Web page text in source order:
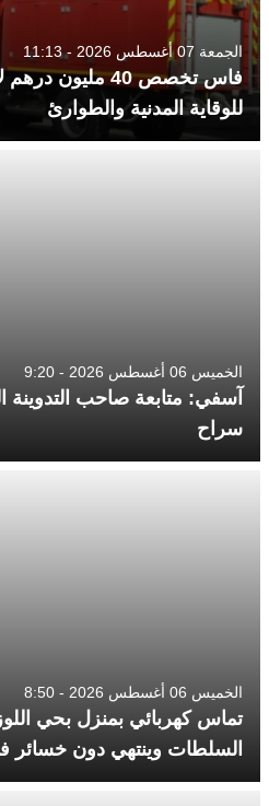
الجمعة 07 أغسطس 2026 - 11:13
فاس تخصص 40
للوقاية المدنية والطوارئ
الخميس 06 أغسطس 2026 - 9:20
آسفي: متابعة صاحب التدوينة
سراح
الخميس 06 أغسطس 2026 - 8:50
تماس كهربائي بمنزل بحي
السلطات وينتهي دون خسائر